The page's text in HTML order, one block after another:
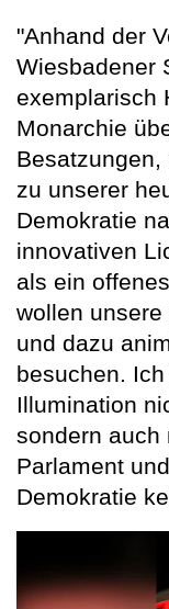
"Anhand der
Wiesbadener
exemplarisch
Monarchie
zu unserer
Demokratie
innovativen
als ein
wollen
und dazu
besuchen.
Illumination
sondern auch
Parlament
Demokratie